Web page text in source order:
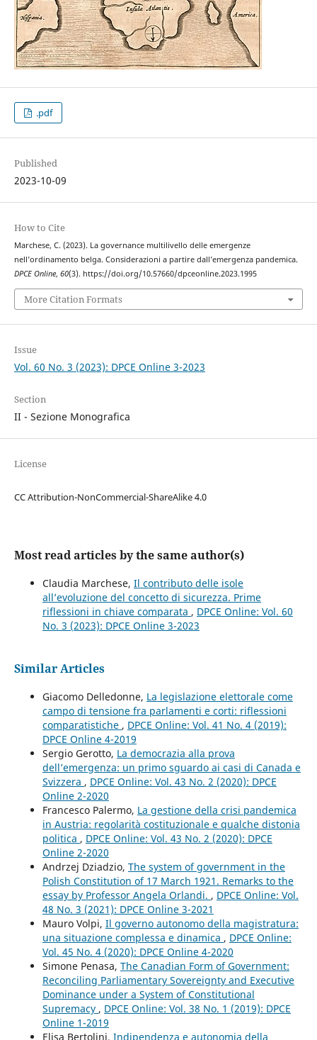
.pdf
Published
2023-10-09
How to Cite
Marchese, C. (2023). La governance multilivello delle emergenze
nell’ordinamento belga. Considerazioni a partire dall’emergenza pandemica.
DPCE Online, 60(3). https://doi.org/10.57660/dpceonline.2023.1995
More Citation Formats
Issue
Vol. 60 No. 3 (2023): DPCE Online 3-2023
Section
II - Sezione Monografica
License
CC Attribution-NonCommercial-ShareAlike 4.0
Most read articles by the same author(s)
Claudia Marchese, Il contributo delle isole
all’evoluzione del concetto di sicurezza. Prime
riflessioni in chiave comparata , DPCE Online: Vol. 60
No. 3 (2023): DPCE Online 3-2023
Similar Articles
Giacomo Delledonne, La legislazione elettorale come
campo di tensione fra parlamenti e corti: riflessioni
comparatistiche , DPCE Online: Vol. 41 No. 4 (2019):
DPCE Online 4-2019
Sergio Gerotto, La democrazia alla prova
dell’emergenza: un primo sguardo ai casi di Canada e
Svizzera , DPCE Online: Vol. 43 No. 2 (2020): DPCE
Online 2-2020
Francesco Palermo, La gestione della crisi pandemica
in Austria: regolarità costituzionale e qualche distonia
politica , DPCE Online: Vol. 43 No. 2 (2020): DPCE
Online 2-2020
Andrzej Dziadzio, The system of government in the
Polish Constitution of 17 March 1921. Remarks to the
essay by Professor Angela Orlandi. , DPCE Online: Vol.
48 No. 3 (2021): DPCE Online 3-2021
Mauro Volpi, Il governo autonomo della magistratura:
una situazione complessa e dinamica , DPCE Online:
Vol. 45 No. 4 (2020): DPCE Online 4-2020
Simone Penasa, The Canadian Form of Government:
Reconciling Parliamentary Sovereignty and Executive
Dominance under a System of Constitutional
Supremacy , DPCE Online: Vol. 38 No. 1 (2019): DPCE
Online 1-2019
Elisa Bertolini, Indipendenza e autonomia della